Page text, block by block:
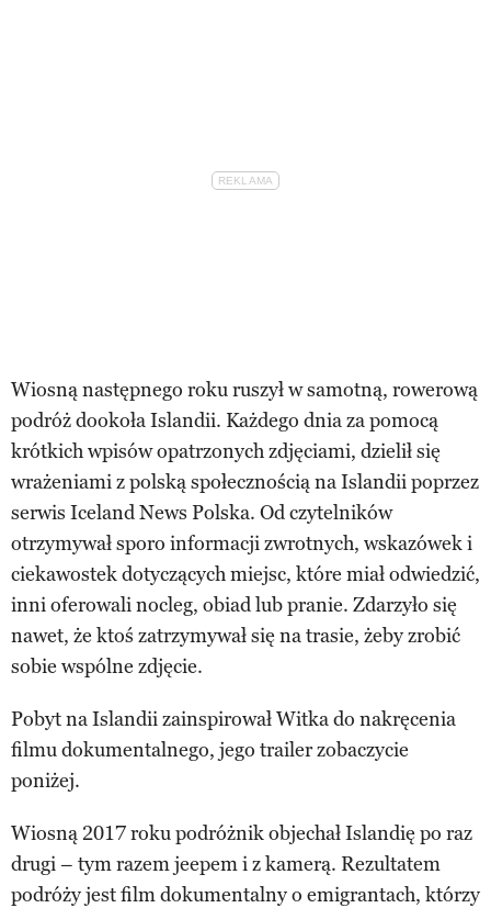
Wiosną następnego roku ruszył w samotną, rowerową
podróż dookoła Islandii. Każdego dnia za pomocą
krótkich wpisów opatrzonych zdjęciami, dzielił się
wrażeniami z polską społecznością na Islandii poprzez
serwis Iceland News Polska. Od czytelników
otrzymywał sporo informacji zwrotnych, wskazówek i
ciekawostek dotyczących miejsc, które miał odwiedzić,
inni oferowali nocleg, obiad lub pranie. Zdarzyło się
nawet, że ktoś zatrzymywał się na trasie, żeby zrobić
sobie wspólne zdjęcie.
Pobyt na Islandii zainspirował Witka do nakręcenia
filmu dokumentalnego, jego trailer zobaczycie
poniżej.
Wiosną 2017 roku podróżnik objechał Islandię po raz
drugi – tym razem jeepem i z kamerą. Rezultatem
podróży jest film dokumentalny o emigrantach, którzy